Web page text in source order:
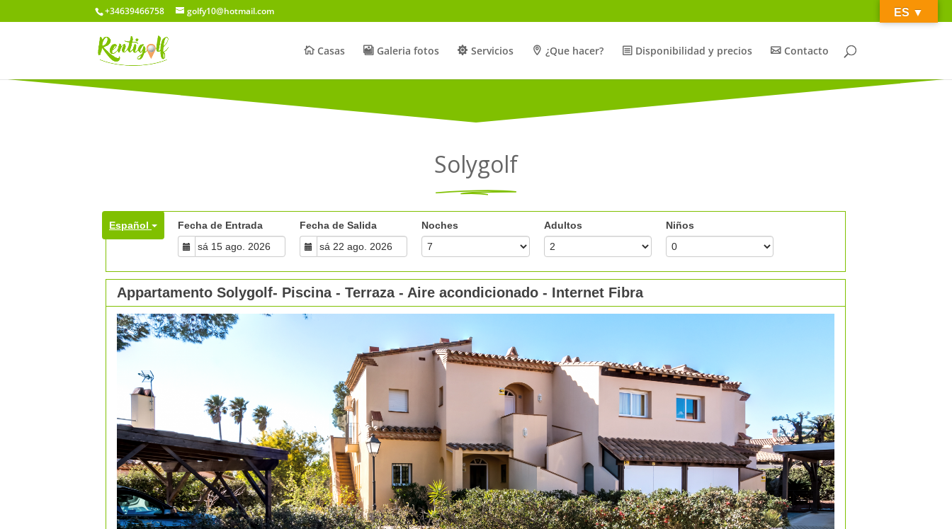
+34639466758 golfy10@hotmail.com
Casas Galeria fotos Servicios ¿Que hacer? Disponibilidad y precios Contacto
Solygolf
ES ­­▼